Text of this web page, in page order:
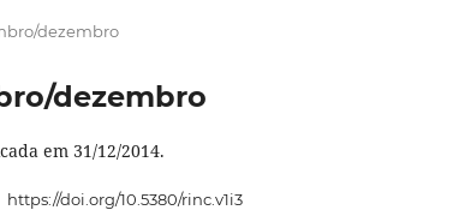
dezembro
dezembro
em 31/12/2014.
https://doi.org/10.5380/rinc.v1i3